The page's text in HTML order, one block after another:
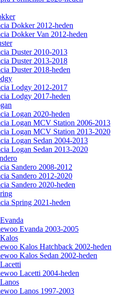
Dokker 2012-heden
Dokker Van 2012-heden
Duster 2010-2013
Duster 2013-2018
Duster 2018-heden
Lodgy 2012-2017
Lodgy 2017-heden
Logan 2020-heden
Logan MCV Station 2006-2013
Logan MCV Station 2013-2020
Logan Sedan 2004-2013
Logan Sedan 2013-2020
Sandero 2008-2012
Sandero 2012-2020
Sandero 2020-heden
Spring 2021-heden
Evanda 2003-2005
Kalos Hatchback 2002-heden
Kalos Sedan 2002-heden
Lacetti 2004-heden
Lanos 1997-2003